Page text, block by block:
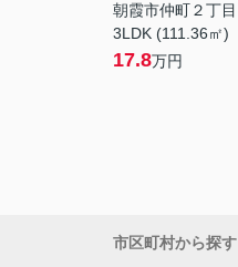
朝霞市仲町２丁目
3LDK (111.36㎡)
17.8万円
市区町村から探す